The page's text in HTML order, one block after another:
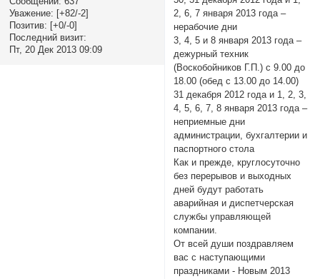
Уважение: [+82/-2]
Позитив: [+0/-0]
Последний визит:
Пт, 20 Дек 2013 09:09
2, 6, 7 января 2013 года –
нерабочие дни
3, 4, 5 и 8 января 2013 года –
дежурный техник
(Воскобойников Г.П.) с 9.00 до
18.00 (обед c 13.00 до 14.00)
31 декабря 2012 года и 1, 2, 3,
4, 5, 6, 7, 8 января 2013 года –
неприемные дни
администрации, бухгалтерии и
паспортного стола
Как и прежде, круглосуточно
без перерывов и выходных
дней будут работать
аварийная и диспетчерская
службы управляющей
компании.
От всей души поздравляем
вас с наступающими
праздниками - Новым 2013